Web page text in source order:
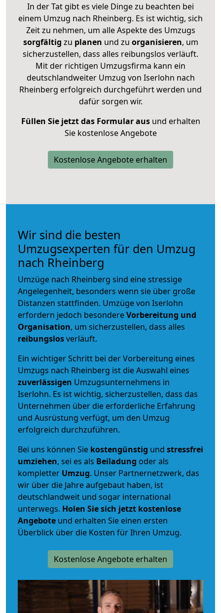
In der Tat gibt es viele Dinge zu beachten bei
einem Umzug nach Rheinberg. Es ist wichtig, sich
Zeit zu nehmen, um alle Aspekte des Umzugs
sorgfältig zu planen und zu organisieren, um
sicherzustellen, dass alles reibungslos verläuft.
Mit der richtigen Umzugsfirma kann ein
deutschlandweiter Umzug von Iserlohn nach
Rheinberg erfolgreich durchgeführt werden und
dafür sorgen wir.
Füllen Sie jetzt das Formular ausund erhalten
Sie kostenlose Angebote
Kostenlose Angebote erhalten
Wir sind die besten
Umzugsexperten für den Umzug
nach Rheinberg
Umzüge nach Rheinberg sind eine stressige
Angelegenheit, besonders wenn sie über große
Distanzen stattfinden. Umzüge von Iserlohn
erfordern jedoch besondereVorbereitung und
Organisation, um sicherzustellen, dass alles
reibungslosverläuft.
Ein wichtiger Schritt bei der Vorbereitung eines
Umzugs nach Rheinberg ist die Auswahl eines
zuverlässigen Umzugsunternehmens in
Iserlohn. Es ist wichtig, sicherzustellen, dass das
Unternehmen über die erforderliche Erfahrung
und Ausrüstung verfügt, um den Umzug
erfolgreich durchzuführen.
Bei uns können Sie kostengünstig und stressfrei
umziehen, sei es als Beiladung oder als
kompletter Umzug. Unser Partnernetzwerk, das
wir über die Jahre aufgebaut haben, ist
deutschlandweit und sogar international
unterwegs. Holen Sie sich jetzt kostenlose
Angebote und erhalten Sie einen ersten
Überblick über die Kosten für Ihren Umzug.
Kostenlose Angebote erhalten